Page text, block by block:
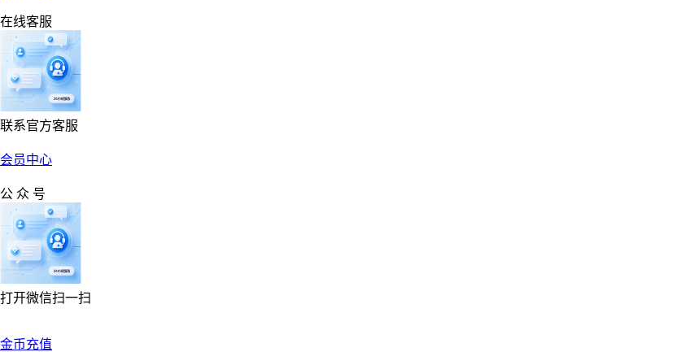
在线客服
联系官方客服
会员中心
公 众 号
打开微信扫一扫
金币充值